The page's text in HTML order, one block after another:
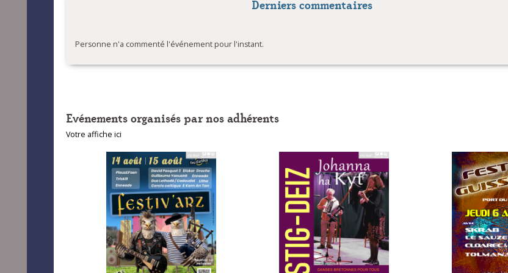
Derniers commentaires
Personne n'a commenté l'événement pour l'instant.
Evénements organisés par nos adhérents
Votre affiche ici